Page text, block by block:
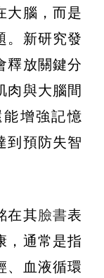
大腦，而是
。新研究發
釋放關鍵分
肉與大腦間
增強記憶
到預防失智
在其臉書表
，通常是指
、血液循環